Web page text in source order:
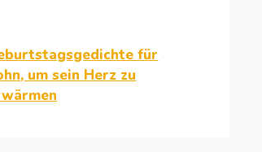
für
um sein Herz zu